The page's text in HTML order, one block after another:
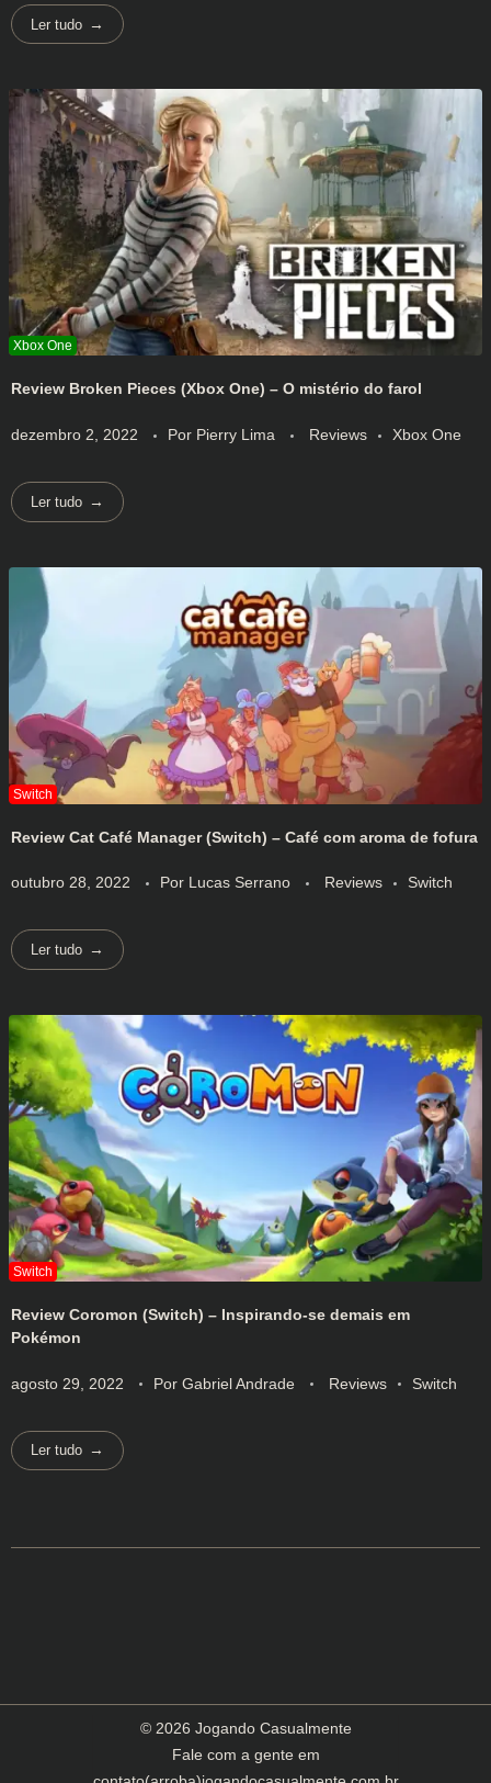
Ler tudo
Review Broken Pieces (Xbox One) – O mistério do farol
dezembro 2, 2022 Por Pierry Lima Reviews Xbox One
Ler tudo
Review Cat Café Manager (Switch) – Café com aroma de fofura
outubro 28, 2022 Por Lucas Serrano Reviews Switch
Ler tudo
Review Coromon (Switch) – Inspirando-se demais em
Pokémon
agosto 29, 2022 Por Gabriel Andrade Reviews Switch
Ler tudo
© 2026 Jogando Casualmente
Fale com a gente em